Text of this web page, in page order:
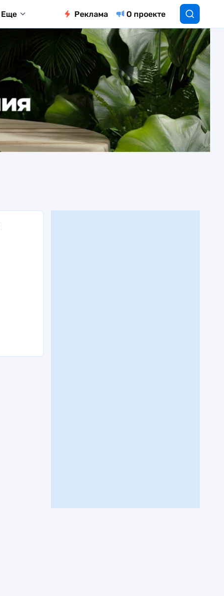
Еще Реклама О проекте